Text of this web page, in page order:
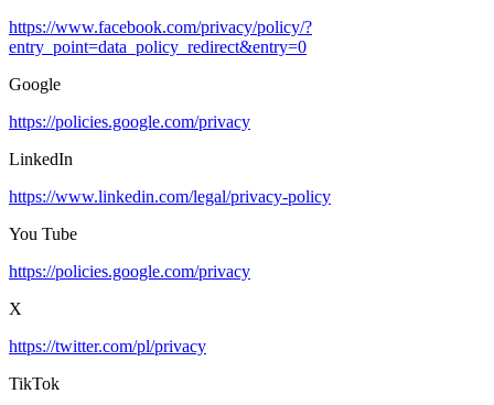
https://www.facebook.com/privacy/policy/?
entry_point=data_policy_redirect&entry=0
Google
https://policies.google.com/privacy
LinkedIn
https://www.linkedin.com/legal/privacy-policy
You Tube
https://policies.google.com/privacy
X
https://twitter.com/pl/privacy
TikTok